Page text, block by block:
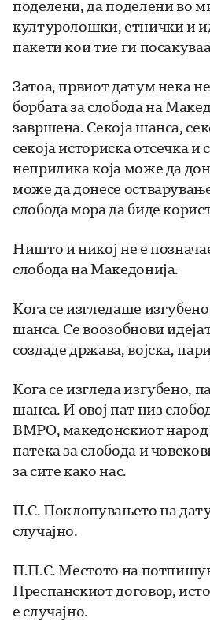
поделени, да поделени во
културолошки, етнички и
пакети кои тие ги
Затоа, првиот датум нека
борбата за слобода на
завршена. Секоја шанса,
секоја историска отсечка и
неприлика која може да
може да донесе
слобода мора да биде
Ништо и никој не е
слобода на Македонија.
Кога се изгледаше
шанса. Се воозобнови
создаде држава, војска,
Кога се изгледа изгубено,
шанса. И овој пат низ
ВМРО, македонскиот народ
патека за слобода и
за сите како нас.
П.С. Поклопувањето на
случајно.
П.П.С. Местото на
Преспанскиот договор,
е случајно.